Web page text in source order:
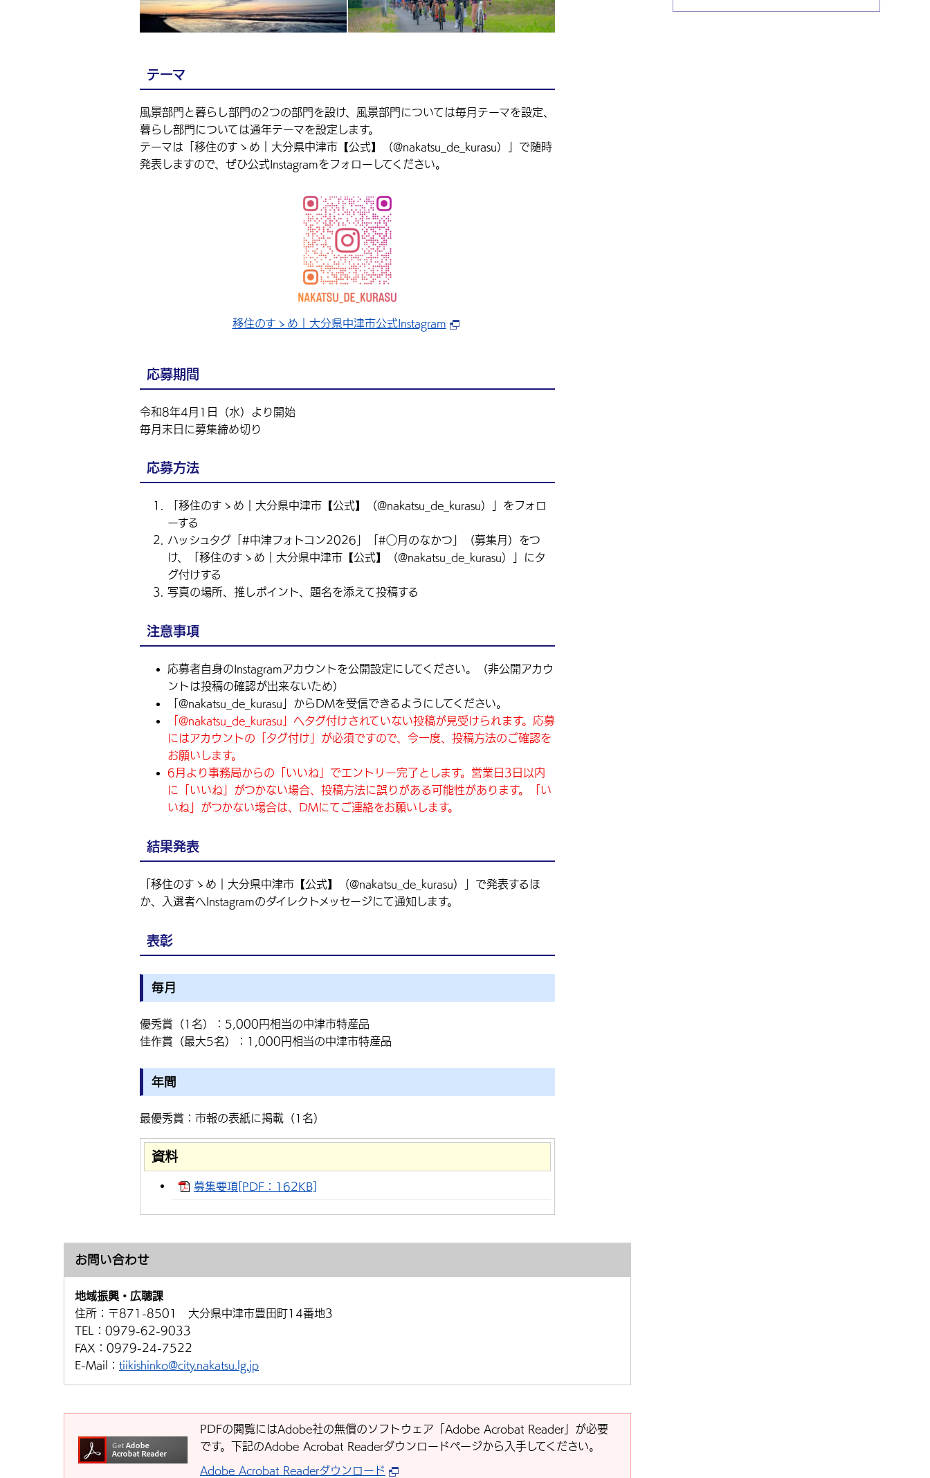
テーマ
風景部門と暮らし部門の2つの部門を設け、風景部門については毎月テーマを設定、
暮らし部門については通年テーマを設定します。
テーマは「移住のすゝめ｜大分県中津市【公式】（@nakatsu_de_kurasu）」で随時
発表しますので、ぜひ公式Instagramをフォローしてください。
移住のすゝめ｜大分県中津市公式Instagram
応募期間
令和8年4月1日（水）より開始
毎月末日に募集締め切り
応募方法
「移住のすゝめ｜大分県中津市【公式】（@nakatsu_de_kurasu）」をフォロ
ーする
ハッシュタグ「#中津フォトコン2026」「#◯月のなかつ」（募集月）をつ
け、「移住のすゝめ｜大分県中津市【公式】（@nakatsu_de_kurasu）」にタ
グ付けする
写真の場所、推しポイント、題名を添えて投稿する
注意事項
応募者自身のInstagramアカウントを公開設定にしてください。（非公開アカウ
ントは投稿の確認が出来ないため）
「@nakatsu_de_kurasu」からDMを受信できるようにしてください。
「@nakatsu_de_kurasu」へタグ付けされていない投稿が見受けられます。応募
にはアカウントの「タグ付け」が必須ですので、今一度、投稿方法のご確認を
お願いします。
6月より事務局からの「いいね」でエントリー完了とします。営業日3日以内
に「いいね」がつかない場合、投稿方法に誤りがある可能性があります。「い
いね」がつかない場合は、DMにてご連絡をお願いします。
結果発表
「移住のすゝめ｜大分県中津市【公式】（@nakatsu_de_kurasu）」で発表するほ
か、入選者へInstagramのダイレクトメッセージにて通知します。
表彰
毎月
優秀賞（1名）：5,000円相当の中津市特産品
佳作賞（最大5名）：1,000円相当の中津市特産品
年間
最優秀賞：市報の表紙に掲載（1名）
資料
募集要項[PDF：162KB]
お問い合わせ
地域振興・広聴課
住所： 〒871-8501 大分県中津市豊田町14番地3
TEL： 0979-62-9033
FAX： 0979-24-7522
E-Mail： tiikishinko@city.nakatsu.lg.jp
PDFの閲覧にはAdobe社の無償のソフトウェア「Adobe Acrobat Reader」が必要
です。下記のAdobe Acrobat Readerダウンロードページから入手してください。
Adobe Acrobat Readerダウンロード